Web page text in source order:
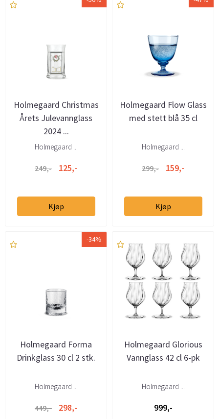
Holmegaard Christmas
Årets Julevannglass
2024 ...
Holmegaard ...
249,- 125,-
Kjøp
Holmegaard Flow Glass
med stett blå 35 cl
Holmegaard ...
299,- 159,-
Kjøp
-34%
Holmegaard Forma
Drinkglass 30 cl 2 stk.
Holmegaard ...
449,- 298,-
Holmegaard Glorious
Vannglass 42 cl 6-pk
Holmegaard ...
999,-